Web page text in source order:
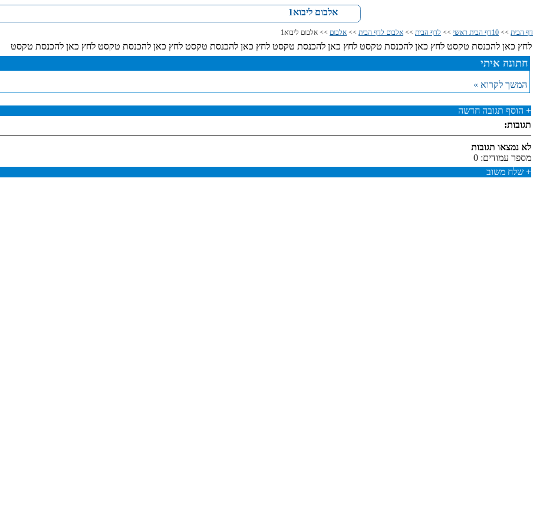
אלבום ליבוא1
דף הבית >> 10דף הבית ראשי >> לדף הבית >> אלבום לדף הבית >> אלבום >> אלבום ליבוא1
לחץ כאן להכנסת טקסט לחץ כאן להכנסת טקסט לחץ כאן להכנסת טקסט לחץ כאן להכנסת טקסט לחץ כאן להכנסת טקסט לחץ כאן להכנסת טקסט
חתונה איתי
המשך לקרוא »
+ הוסף תגובה חדשה
תגובות:
לא נמצאו תגובות
מספר עמודים: 0
+ שלח משוב